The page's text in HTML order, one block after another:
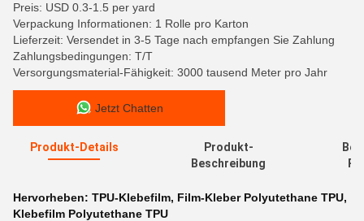
Preis: USD 0.3-1.5 per yard
Verpackung Informationen: 1 Rolle pro Karton
Lieferzeit: Versendet in 3-5 Tage nach empfangen Sie Zahlung
Zahlungsbedingungen: T/T
Versorgungsmaterial-Fähigkeit: 3000 tausend Meter pro Jahr
Jetzt Chatten
Produkt-Details
Produkt-
Beschreibung
Hervorheben: TPU-Klebefilm, Film-Kleber Polyutethane TPU,
Klebefilm Polyutethane TPU